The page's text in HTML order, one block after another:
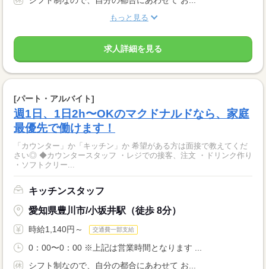
もっと見る
求人詳細を見る
[パート・アルバイト]
週1日、1日2h〜OKのマクドナルドなら、家庭
最優先で働けます！
「カウンター」か「キッチン」か 希望がある方は面接で教えてくだ
さい◎ ◆カウンタースタッフ ・レジでの接客、注文 ・ドリンク作り
・ソフトクリー...
キッチンスタッフ
愛知県豊川市/小坂井駅（徒歩 8分）
時給1,140円～ 交通費一部支給
0：00〜0：00 ※上記は営業時間となります ...
シフト制なので、自分の都合にあわせて お...